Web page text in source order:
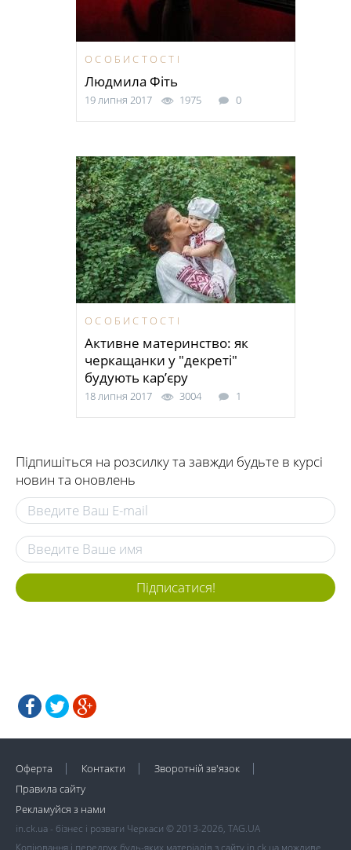
ОСОБИСТОСТІ
Людмила Фіть
19 липня 2017 1975 0
ОСОБИСТОСТІ
Активне материнство: як
черкащанки у "декреті"
будують кар’єру
18 липня 2017 3004 1
Підпишіться на розсилку та завжди будьте в курсі
новин та оновлень
Підписатися!
Оферта Контакти
Зворотній зв'язок
Правила сайту
Рекламуйся з нами
in.ck.ua - бізнес і розваги Черкаси © 2013-2026, TAG.UA
Копіювання і передрук будь-яких матеріалів з сайту in.ck.ua можливе